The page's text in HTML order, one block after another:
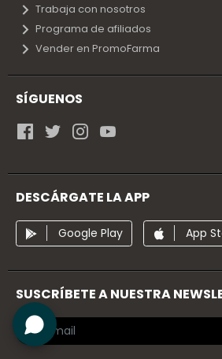
Trabaja con nosotros
Programa de afiliados
Vender en PromoFarma
SÍGUENOS
DESCÁRGATE LA APP
Google Play App
SUSCRÍBETE A NUESTRA